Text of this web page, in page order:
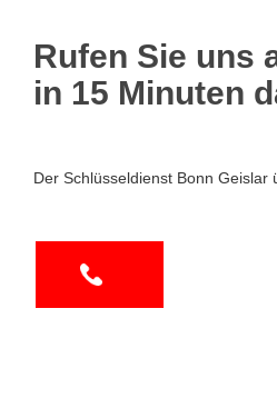
Rufen Sie uns
in 15 Minuten
Der Schlüsseldienst Bonn Geislar